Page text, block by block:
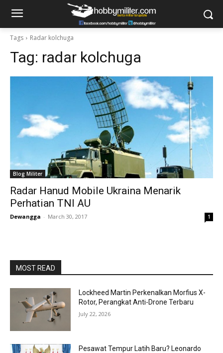
Tags Radar kolchuga
Tag: radar kolchuga
Blog Militer
Radar Hanud Mobile Ukraina Menarik
Perhatian TNI AU
Dewangga - March 30, 2017 1
MOST READ
Lockheed Martin Perkenalkan Morfius X-
Rotor, Perangkat Anti-Drone Terbaru
July 22, 2026
Pesawat Tempur Latih Baru? Leonardo